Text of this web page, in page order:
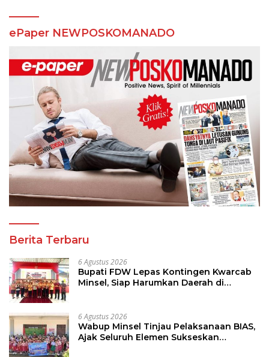
ePaper NEWPOSKOMANADO
Berita Terbaru
6 Agustus 2026
Bupati FDW Lepas Kontingen Kwarcab
Minsel, Siap Harumkan Daerah di
6 Agustus 2026
Wabup Minsel Tinjau Pelaksanaan BIAS,
Ajak Seluruh Elemen Sukseskan